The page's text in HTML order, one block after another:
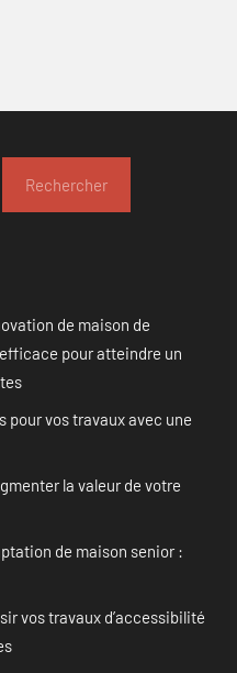
Rechercher
de maison de
pour atteindre un
vos travaux avec une
la valeur de votre
de maison senior :
vos travaux d’accessibilité